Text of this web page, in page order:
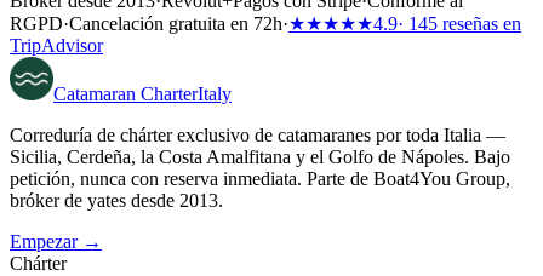
RGPD·Cancelación gratuita en 72h·★★★★★4.9· 145 reseñas en
TripAdvisor
Catamaran CharterItaly
Correduría de chárter exclusivo de catamaranes por toda Italia —
Sicilia, Cerdeña, la Costa Amalfitana y el Golfo de Nápoles. Bajo
petición, nunca con reserva inmediata. Parte de Boat4You Group,
bróker de yates desde 2013.
Empezar →
Chárter